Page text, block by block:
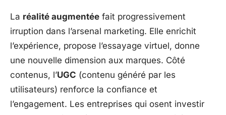
La réalité augmentée fait progressivement
irruption dans l’arsenal marketing. Elle enrichit
l’expérience, propose l’essayage virtuel, donne
une nouvelle dimension aux marques. Côté
contenus, l’UGC (contenu généré par les
utilisateurs) renforce la confiance et
l’engagement. Les entreprises qui osent investir